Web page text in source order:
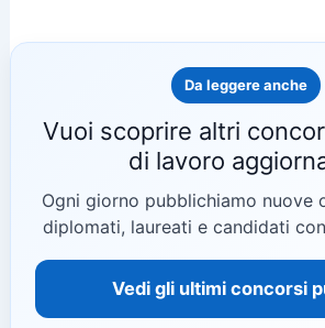
Da leggere anche
Vuoi scoprire altri
di lavoro
Ogni giorno pubblichiamo nuove
diplomati, laureati e candidati
Vedi gli ultimi concorsi